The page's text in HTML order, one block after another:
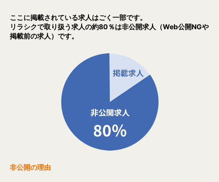
ここに掲載されている求人はごく一部です。
リラシクで取り扱う求人の約80％は非公開求人（Web公開NGや
掲載前の求人）です。
非公開の理由